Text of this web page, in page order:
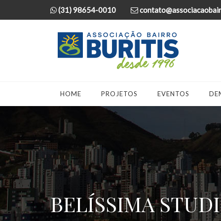
(31) 98654-0010
HOME PROJETOS EVENTOS
BELÍSSIMA